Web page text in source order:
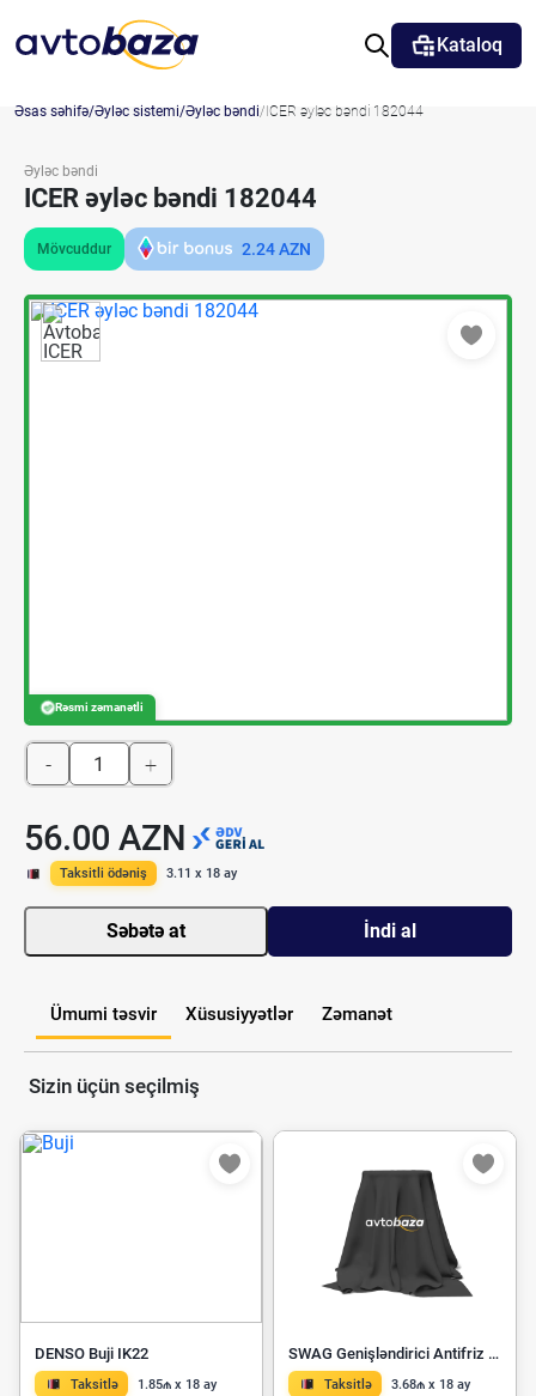
Kataloq
Əsas səhifə Əyləc sistemi Əyləc bəndi ICER əyləc bəndi 182044
Əyləc bəndi
ICER əyləc bəndi 182044
Mövcuddur 2.24AZN
Rəsmi zəmanətli
- +
56.00 AZN
Taksitli ödəniş 3.11 x 18 ay
Səbətə at İndi al
Ümumi təsvir Xüsusiyyətlər Zəmanət
Sizin üçün seçilmiş
DENSO Buji IK22
Taksitlə 1.85₼ x 18 ay
SWAG Genişləndirici Antifriz Çəni 20 92 3929
Taksitlə 3.68₼ x 18 ay